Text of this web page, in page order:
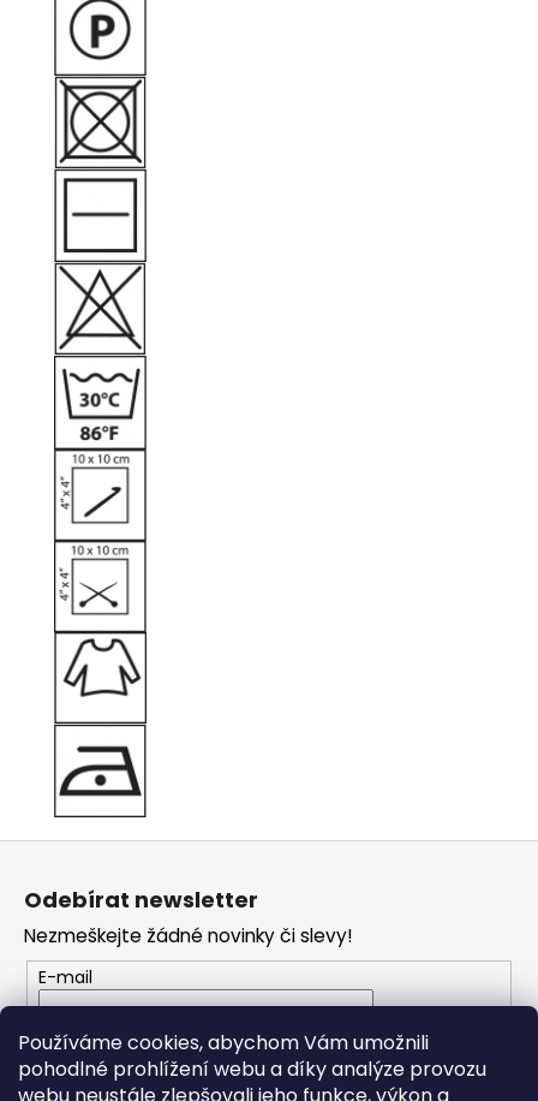
Používáme cookies, abychom Vám umožnili
pohodlné prohlížení webu a díky analýze provozu
Z
í
Odebírat newsletter
Nezmeškejte žádné novinky či slevy!
E-mail
Vložením e-mailu souhlasíte s podmínkami
ochrany osobních údajů